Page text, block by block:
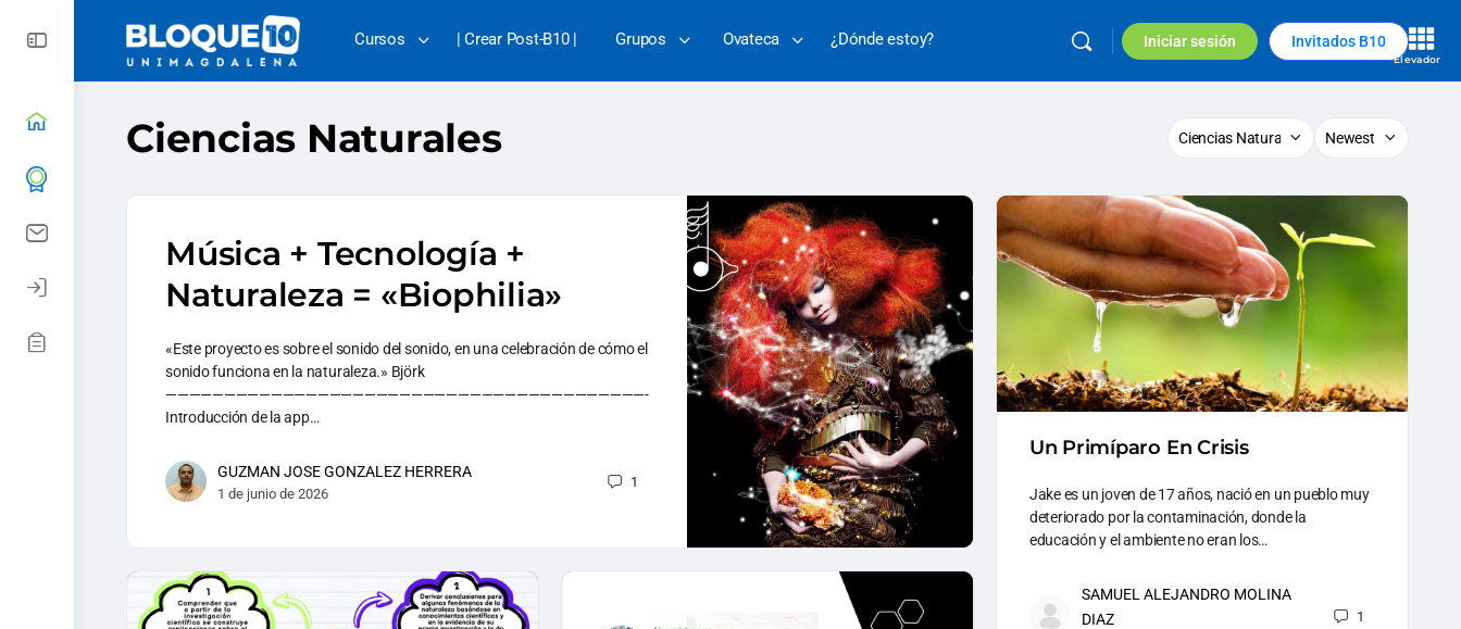
Cursos | Crear Post-B10 | Grupos Ovateca ¿Dónde estoy? Iniciar sesión Invitados B10
Ciencias Naturales
Música + Tecnología +
Naturaleza = «Biophilia»
«Este proyecto es sobre el sonido del sonido, en una celebración de cómo el
sonido funciona en la naturaleza.» Björk
—————————————————————————————————————————-
Introducción de la app…
GUZMAN JOSE GONZALEZ HERRERA
1 de junio de 2026
1
Un Primíparo En Crisis
Jake es un joven de 17 años, nació en un pueblo muy
deteriorado por la contaminación, donde la
educación y el ambiente no eran los…
SAMUEL ALEJANDRO MOLINA
DIAZ
1
Elevador